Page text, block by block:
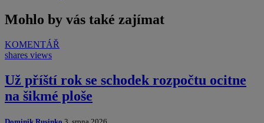
Mohlo by vás také zajímat
KOMENTÁŘ
shares views
Už příští rok se schodek rozpočtu ocitne
na šikmé ploše